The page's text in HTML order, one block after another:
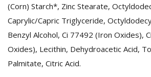
(Corn) Starch*, Zinc Stearate,
Caprylic/Capric Triglyceride,
Benzyl Alcohol, Ci 77492 (Iron Oxides),
Oxides), Lecithin, Dehydroacetic Acid,
Palmitate, Citric Acid.